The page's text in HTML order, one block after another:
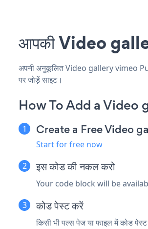
आपकी Video
अपनी अनुकूलित Video gallery vimeo
पर जोड़ें साइट।
How To Add a Video
Create a Free Video
Start for free now
इस कोड की नकल करो
Your code block will be
कोड पेस्ट करें
किसी भी पल्स पेज या फाइल में कोड